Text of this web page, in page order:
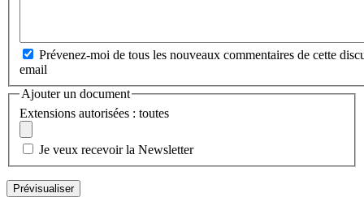
Prévenez-moi de tous les nouveaux commentaires de cette
email
Ajouter un document
Extensions autorisées : toutes
Je veux recevoir la Newsletter